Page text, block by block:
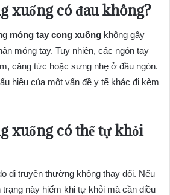
xuống có đau không?
móng tay cong xuống không gây
móng tay. Tuy nhiên, các ngón tay
căng tức hoặc sưng nhẹ ở đầu ngón.
hiệu của một vấn đề y tế khác đi kèm
xuống có thể tự khỏi
di truyền thường không thay đổi. Nếu
này hiếm khi tự khỏi mà cần điều